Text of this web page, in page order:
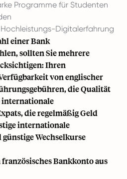
Programme für Studenten
Digitalerfahrung
einer Bank
sollten Sie mehrere
Ihren
von englischer
die Qualität
internationale
die regelmäßig Geld
internationale
Wechselkurse
Bankkonto aus